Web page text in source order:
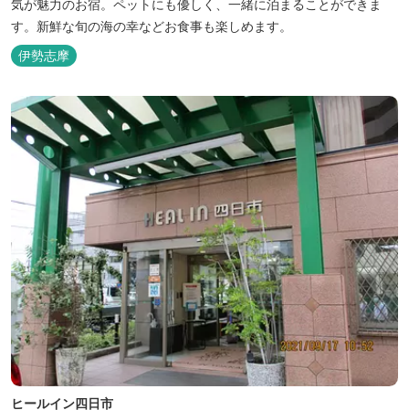
気が魅力のお宿。ペットにも優しく、一緒に泊まることができま
す。新鮮な旬の海の幸などお食事も楽しめます。
伊勢志摩
ヒールイン四日市